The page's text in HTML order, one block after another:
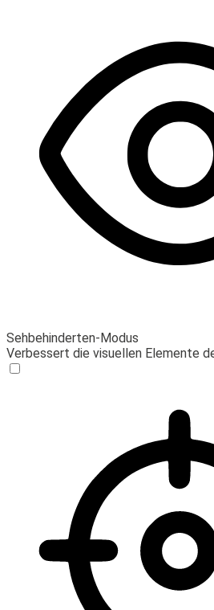
Sehbehinderten-Modus
Verbessert die visuellen Elemente